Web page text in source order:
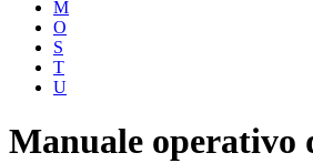
M
O
S
T
U
Manuale operativo